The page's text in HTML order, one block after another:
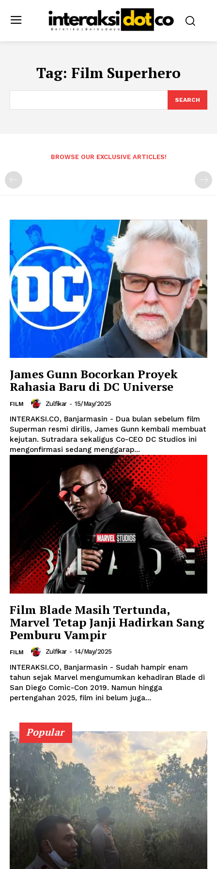
Tag: Film Superhero
SEARCH
BROWSE OUR EXCLUSIVE ARTICLES!
James Gunn Bocorkan Proyek
Rahasia Baru di DC Universe
FILM Zulfikar - 15/May/2025
INTERAKSI.CO, Banjarmasin - Dua bulan sebelum film
Superman resmi dirilis, James Gunn kembali membuat
kejutan. Sutradara sekaligus Co-CEO DC Studios ini
mengonfirmasi sedang menggarap...
Film Blade Masih Tertunda,
Marvel Tetap Janji Hadirkan Sang
Pemburu Vampir
FILM Zulfikar - 14/May/2025
INTERAKSI.CO, Banjarmasin - Sudah hampir enam
tahun sejak Marvel mengumumkan kehadiran Blade di
San Diego Comic-Con 2019. Namun hingga
pertengahan 2025, film ini belum juga...
Popular